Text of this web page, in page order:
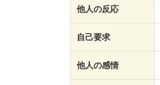
他人の反応
自己要求
他人の感情